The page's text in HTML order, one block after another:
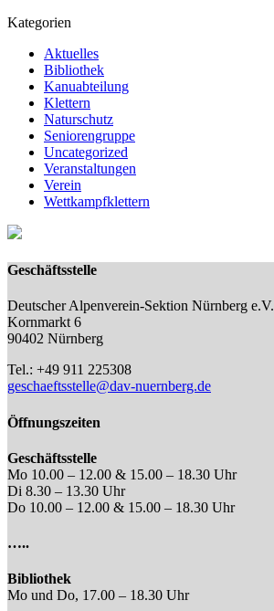
Kategorien
Aktuelles
Bibliothek
Kanuabteilung
Klettern
Naturschutz
Seniorengruppe
Uncategorized
Veranstaltungen
Verein
Wettkampfklettern
Geschäftsstelle
Deutscher Alpenverein-Sektion Nürnberg e.V.
Kornmarkt 6
90402 Nürnberg
Tel.: +49 911 225308
geschaeftsstelle@dav-nuernberg.de
Öffnungszeiten
Geschäftsstelle
Mo 10.00 – 12.00 & 15.00 – 18.30 Uhr
Di 8.30 – 13.30 Uhr
Do 10.00 – 12.00 & 15.00 – 18.30 Uhr
…..
Bibliothek
Mo und Do, 17.00 – 18.30 Uhr